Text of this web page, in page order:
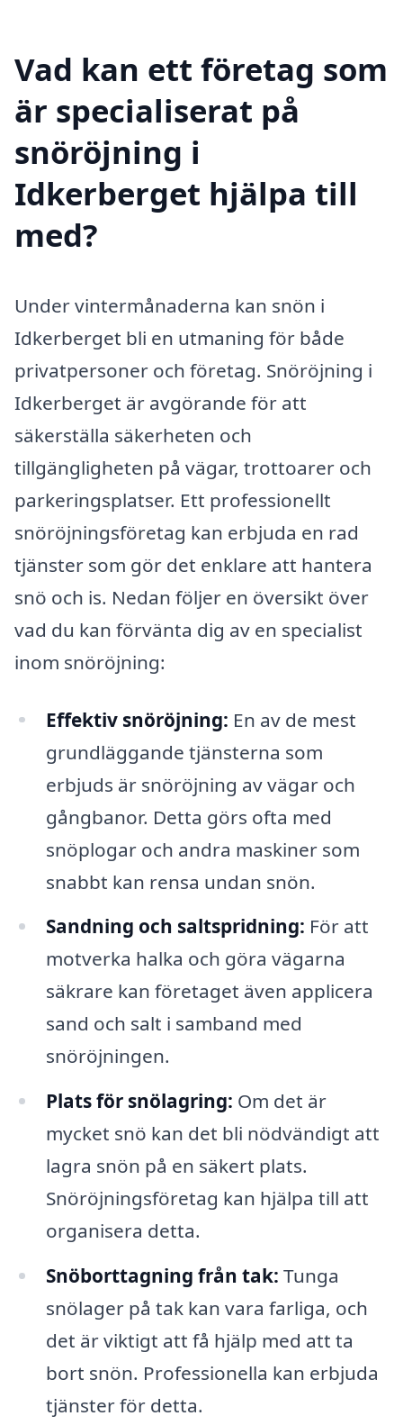
Vad kan ett företag som
är specialiserat på
snöröjning i
Idkerberget hjälpa till
med?
Under vintermånaderna kan snön i
Idkerberget bli en utmaning för både
privatpersoner och företag. Snöröjning i
Idkerberget är avgörande för att
säkerställa säkerheten och
tillgängligheten på vägar, trottoarer och
parkeringsplatser. Ett professionellt
snöröjningsföretag kan erbjuda en rad
tjänster som gör det enklare att hantera
snö och is. Nedan följer en översikt över
vad du kan förvänta dig av en specialist
inom snöröjning:
Effektiv snöröjning: En av de mest
grundläggande tjänsterna som
erbjuds är snöröjning av vägar och
gångbanor. Detta görs ofta med
snöplogar och andra maskiner som
snabbt kan rensa undan snön.
Sandning och saltspridning: För att
motverka halka och göra vägarna
säkrare kan företaget även applicera
sand och salt i samband med
snöröjningen.
Plats för snölagring: Om det är
mycket snö kan det bli nödvändigt att
lagra snön på en säkert plats.
Snöröjningsföretag kan hjälpa till att
organisera detta.
Snöborttagning från tak: Tunga
snölager på tak kan vara farliga, och
det är viktigt att få hjälp med att ta
bort snön. Professionella kan erbjuda
tjänster för detta.